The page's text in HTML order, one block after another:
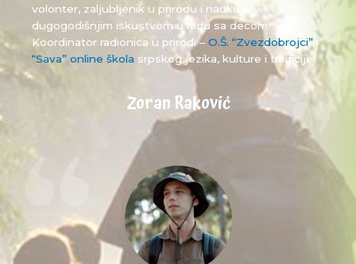
volonter, zaljubljenik u prirodu i nauku sa
dugogodišnjim iskustvom u radu sa decom.
Koordinator radionica u prirodi – O.Š. “Zvezdobrojci” i
“Sava” online škola srpskog jezika, kulture i tradicije.
Zoran Raković